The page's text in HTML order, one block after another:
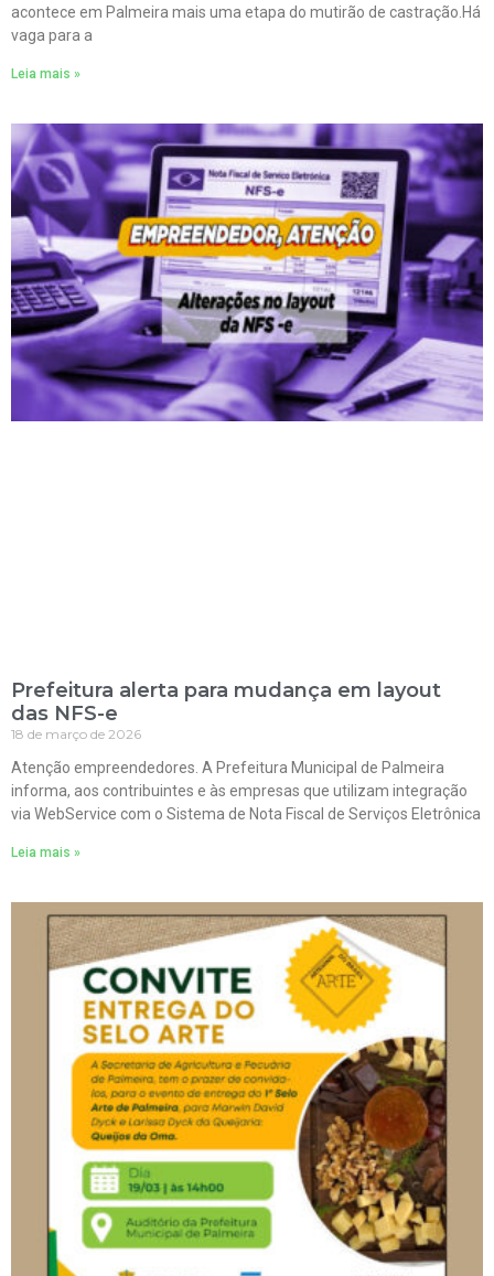
acontece em Palmeira mais uma etapa do mutirão de castração.Há
vaga para a
Leia mais »
Prefeitura alerta para mudança em layout
das NFS-e
18 de março de 2026
Atenção empreendedores. A Prefeitura Municipal de Palmeira
informa, aos contribuintes e às empresas que utilizam integração
via WebService com o Sistema de Nota Fiscal de Serviços Eletrônica
Leia mais »